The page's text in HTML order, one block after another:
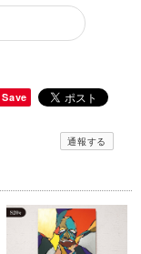
Save
通報する